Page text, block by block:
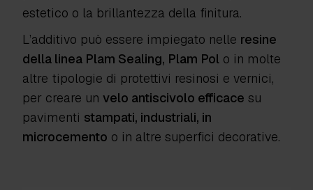
estetico o la brillantezza della finitura.
L’additivo può essere impiegato nelle resine
della linea Plam Sealing, Plam Pol o in molte
altre tipologie di protettivi resinosi e vernici,
per creare un velo antiscivolo efficace su
pavimenti stampati, industriali, in
microcemento o in altre superfici decorative.